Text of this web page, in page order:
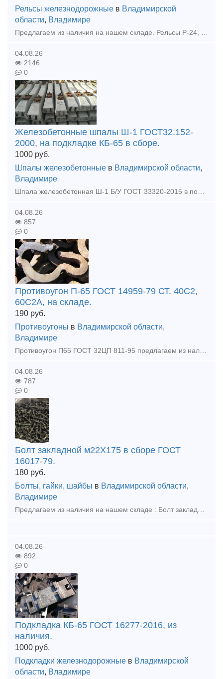
Рельсы железнодорожные в Владимирской
области, Владимире
Предлагаем из наличия на нашем складе. Рельсы Р-24, ГОСТ 6368-82, б/у. Вертикальный износ поставляемых нами рельсов Р-24 – 3 мм, боковой износ отсутствует. Звоните и размещайте вашу заявку:
04.08.26
2146
0
Железобетонные шпалы Ш-1 ГОСТ32.152-
2000, на подкладке КБ-65 в сборе.
1000 руб.
Шпалы железобетонные в Владимирской области,
Владимире
Шпала железобетонная Ш-1 Б/У ГОСТ 33320-2015 в полной комплектации: 1) подкладка КБ-65, КБ50 б/у, 2) болт закладной в сборе новый, 3) болт клеммный в сборе б/у, 4) прокладка ЦП-328 новая, 5)
04.08.26
857
0
Противоугон П-65 ГОСТ 14959-79 СТ. 40С2,
60С2А, на складе.
190 руб.
Противоугоны в Владимирской области,
Владимире
Противоугон П65 ГОСТ 32ЦП 811-95 предлагаем из наличия на нашем складе. Противоугон П-65 - элемент верхнего строения пути. Противоугон П-65 применяется для предотвращения продольного смещения рел
04.08.26
787
0
Болт закладной м22Х175 в сборе ГОСТ
16017-79.
180 руб.
Болты, гайки, шайбы в Владимирской области,
Владимире
Предлагаем из наличия на нашем складе : Болт закладной 22Х175 ГОСТ 16017-79, в сборе. Комплектность: (Болт М22х175: 1 шт, Гайка М22: 1 шт, Шайба двухвитковая М22: 1 шт, Шайба-скоба ЦП-138: 1 шт, Из
04.08.26
892
0
Подкладка КБ-65 ГОСТ 16277-2016, из
наличия.
1000 руб.
Подкладки железнодорожные в Владимирской
области, Владимире